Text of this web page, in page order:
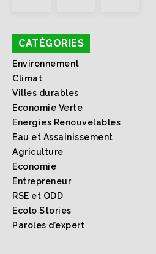
CATÉGORIES
Environnement
Climat
Villes durables
Economie Verte
Energies Renouvelables
Eau et Assainissement
Agriculture
Economie
Entrepreneur
RSE et ODD
Ecolo Stories
Paroles d’expert